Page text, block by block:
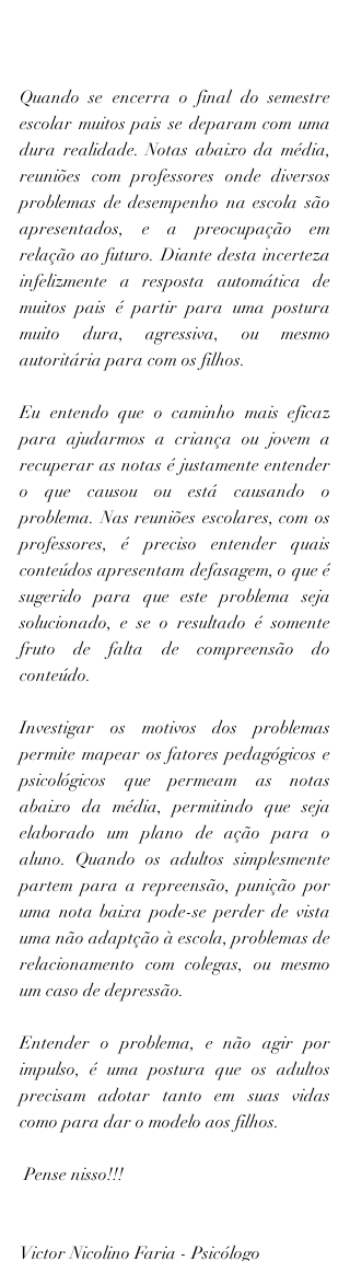
Quando se encerra o final do semestre
escolar muitos pais se deparam com uma
dura realidade. Notas abaixo da média,
reuniões com professores onde diversos
problemas de desempenho na escola são
apresentados, e a preocupação em
relação ao futuro. Diante desta incerteza
infelizmente a resposta automática de
muitos pais é partir para uma postura
muito dura, agressiva, ou mesmo
autoritária para com os filhos.
Eu entendo que o caminho mais eficaz
para ajudarmos a criança ou jovem a
recuperar as notas é justamente entender
o que causou ou está causando o
problema. Nas reuniões escolares, com os
professores, é preciso entender quais
conteúdos apresentam defasagem, o que é
sugerido para que este problema seja
solucionado, e se o resultado é somente
fruto de falta de compreensão do
conteúdo.
Investigar os motivos dos problemas
permite mapear os fatores pedagógicos e
psicológicos que permeam as notas
abaixo da média, permitindo que seja
elaborado um plano de ação para o
aluno. Quando os adultos simplesmente
partem para a repreensão, punição por
uma nota baixa pode-se perder de vista
uma não adaptção à escola, problemas de
relacionamento com colegas, ou mesmo
um caso de depressão.
Entender o problema, e não agir por
impulso, é uma postura que os adultos
precisam adotar tanto em suas vidas
como para dar o modelo aos filhos.
Pense nisso!!!
Victor Nicolino Faria - Psicólogo